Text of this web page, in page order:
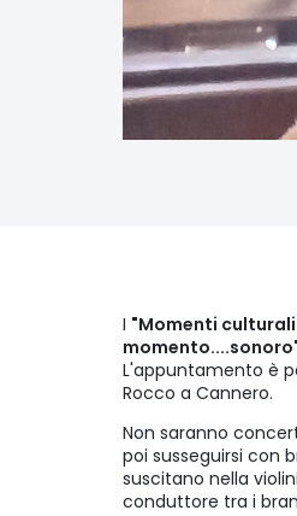
I "Momenti
L'appuntamento è
Rocco a Cannero.
Non saranno
poi susseguirsi con
suscitano nella
conduttore tra i